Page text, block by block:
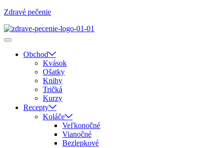
Zdravé pečenie
Obchod
Kvások
Ošatky
Knihy
Tričká
Kurzy
Recepty
Koláče
Veľkonočné
Vianočné
Bezlepkové